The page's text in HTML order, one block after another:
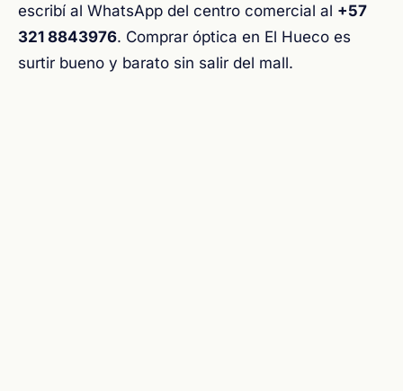
escribí al WhatsApp del centro comercial al +57
321 8843976. Comprar óptica en El Hueco es
surtir bueno y barato sin salir del mall.